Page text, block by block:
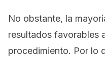
No obstante, la
resultados favorables
procedimiento. Por lo